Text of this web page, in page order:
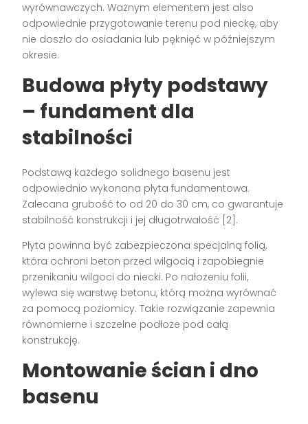
wyrównawczych. Ważnym elementem jest also
odpowiednie przygotowanie terenu pod nieckę, aby
nie doszło do osiadania lub pęknięć w późniejszym
okresie.
Budowa płyty podstawy
– fundament dla
stabilności
Podstawą każdego solidnego basenu jest
odpowiednio wykonana płyta fundamentowa.
Zalecana grubość to od 20 do 30 cm, co gwarantuje
stabilność konstrukcji i jej długotrwałość [2].
Płyta powinna być zabezpieczona specjalną folią,
która ochroni beton przed wilgocią i zapobiegnie
przenikaniu wilgoci do niecki. Po nałożeniu folii,
wylewa się warstwę betonu, którą można wyrównać
za pomocą poziomicy. Takie rozwiązanie zapewnia
równomierne i szczelne podłoże pod całą
konstrukcję.
Montowanie ścian i dno
basenu